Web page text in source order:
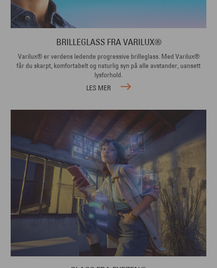
BRILLEGLASS FRA VARILUX®
Varilux® er verdens ledende progressive brilleglass. Med Varilux®
får du skarpt, komfortabelt og naturlig syn på alle avstander, uansett
lysforhold.
LES MER